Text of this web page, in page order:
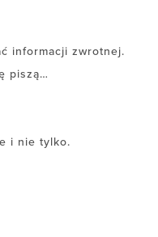
informacji zwrotnej.
piszą…
i nie tylko.